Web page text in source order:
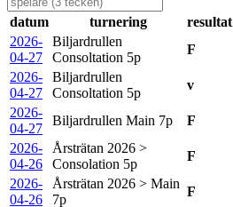
datum turnering resultat
2026-
04-27
Biljardrullen
Consoltation 5p
F
2026-
04-27
Biljardrullen
Consoltation 5p
v
2026-
04-27
Biljardrullen Main 7p F
2026-
04-26
Årsträtan 2026 >
Consolation 5p
F
2026-
04-26
Årsträtan 2026 > Main
7p
F